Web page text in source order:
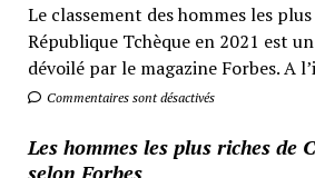
Le classement des hommes les
République Tchèque en 2021 est
dévoilé par le magazine Forbes. A
Commentaires sont désactivés
Les hommes les plus riches de
selon Forbes